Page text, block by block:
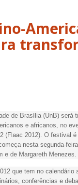
de Brasília (UnB) será
e africanos, no
(Flaac 2012). O festival
nesta segunda-
e de Margareth
que tem no calendário
conferências e